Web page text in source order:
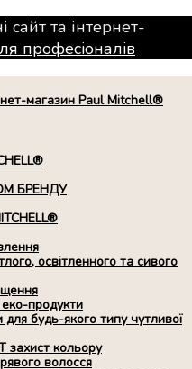
сайт та інтернет-
професiоналiв
БРЕНДУ
освітленного та сивого
продукти
для будь-якого типу чутливої
захист кольору
волосся